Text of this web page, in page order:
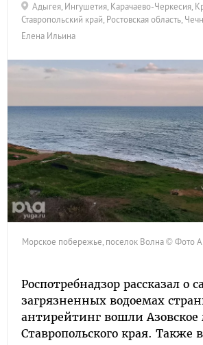
Адыгея, Ингушетия, Карачаево-Черкесия,
Ставропольский край, Ростовская область,
Елена Ильина
Морское побережье, поселок Волна © Фото
Роспотребнадзор рассказал о
загрязненных водоемах
антирейтинг вошли Азовское
Ставропольского края. Также